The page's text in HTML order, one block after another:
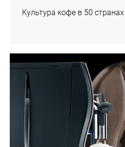
Культура кофе в 50 странах